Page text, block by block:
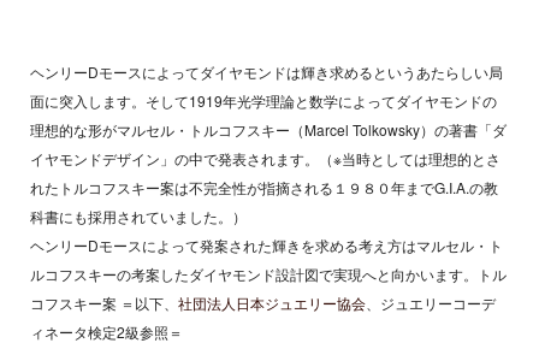
ヘンリーDモースによってダイヤモンドは輝き求めるというあたらしい局
面に突入します。そして1919年光学理論と数学によってダイヤモンドの
理想的な形がマルセル・トルコフスキー（Marcel Tolkowsky）の著書「ダ
イヤモンドデザイン」の中で発表されます。（※当時としては理想的とさ
れたトルコフスキー案は不完全性が指摘される１９８０年までG.I.A.の教
科書にも採用されていました。）
ヘンリーDモースによって発案された輝きを求める考え方はマルセル・ト
ルコフスキーの考案したダイヤモンド設計図で実現へと向かいます。トル
コフスキー案 ＝以下、 社団法人日本ジュエリー協会 、ジュエリーコーデ
ィネータ検定2級参照＝